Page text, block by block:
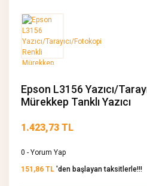
Epson L3156 Yazıcı/
Mürekkep Tanklı Yazıcı
1.423,73 TL
0 - Yorum Yap
151,86 TL 'den başlayan taksitlerle!!!